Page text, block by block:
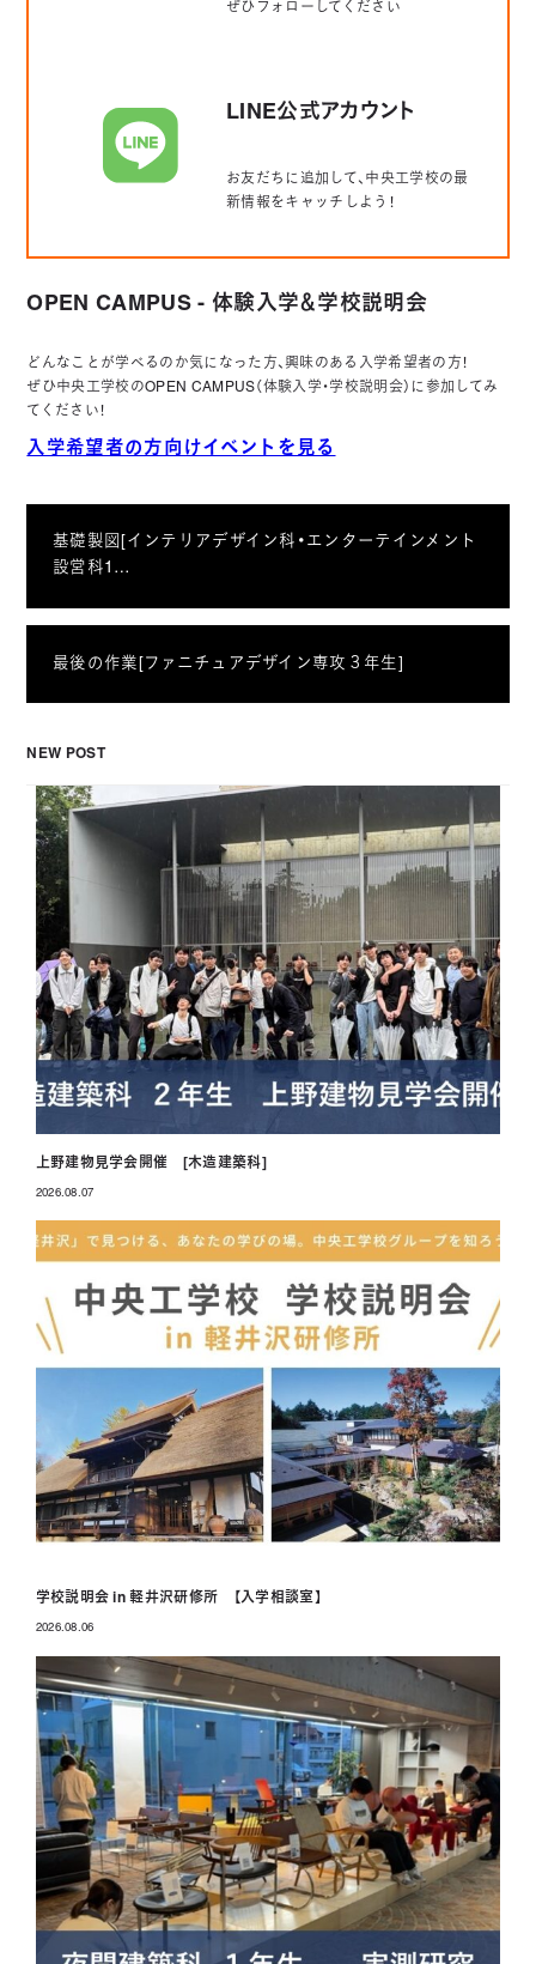
ぜひフォローしてください
LINE公式アカウント
お友だちに追加して、中央工学校の最
新情報をキャッチしよう！
OPEN CAMPUS - 体験入学＆学校説明会
どんなことが学べるのか気になった方、興味のある入学希望者の方！
ぜひ中央工学校のOPEN CAMPUS（体験入学・学校説明会）に参加してみ
てください！
入学希望者の方向けイベントを見る
基礎製図[インテリアデザイン科・エンターテインメント
設営科1…
最後の作業[ファニチュアデザイン専攻３年生]
NEW POST
上野建物見学会開催 [木造建築科]
2026.08.07
学校説明会 in 軽井沢研修所 【入学相談室】
2026.08.06